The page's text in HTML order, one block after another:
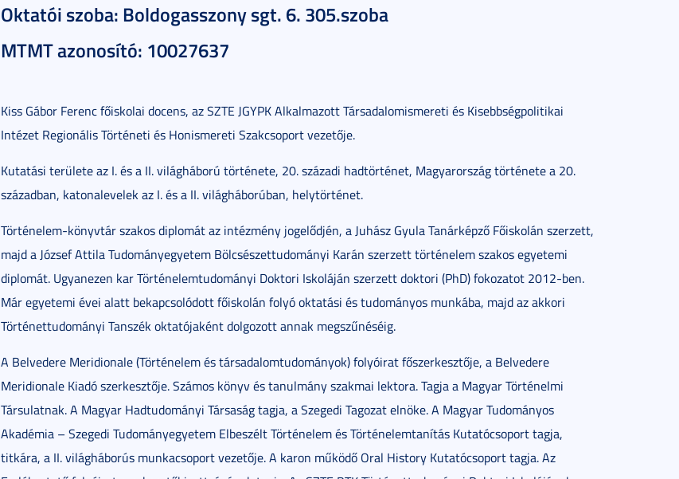
Oktatói szoba: Boldogasszony sgt. 6. 305.szoba
MTMT azonosító: 10027637
Kiss Gábor Ferenc főiskolai docens, az SZTE JGYPK Alkalmazott Társadalomismereti és Kisebbségpolitikai
Intézet Regionális Történeti és Honismereti Szakcsoport vezetője.
Kutatási területe az I. és a II. világháború története, 20. századi hadtörténet, Magyarország története a 20.
században, katonalevelek az I. és a II. világháborúban, helytörténet.
Történelem-könyvtár szakos diplomát az intézmény jogelődjén, a Juhász Gyula Tanárképző Főiskolán szerzett,
majd a József Attila Tudományegyetem Bölcsészettudományi Karán szerzett történelem szakos egyetemi
diplomát. Ugyanezen kar Történelemtudományi Doktori Iskoláján szerzett doktori (PhD) fokozatot 2012-ben.
Már egyetemi évei alatt bekapcsolódott főiskolán folyó oktatási és tudományos munkába, majd az akkori
Történettudományi Tanszék oktatójaként dolgozott annak megszűnéséig.
A Belvedere Meridionale (Történelem és társadalomtudományok) folyóirat főszerkesztője, a Belvedere
Meridionale Kiadó szerkesztője. Számos könyv és tanulmány szakmai lektora. Tagja a Magyar Történelmi
Társulatnak. A Magyar Hadtudományi Társaság tagja, a Szegedi Tagozat elnöke. A Magyar Tudományos
Akadémia – Szegedi Tudományegyetem Elbeszélt Történelem és Történelemtanítás Kutatócsoport tagja,
titkára, a II. világháborús munkacsoport vezetője. A karon működő Oral History Kutatócsoport tagja. Az